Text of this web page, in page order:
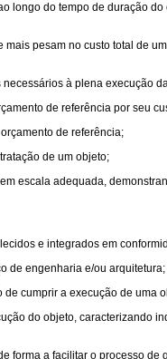
do tempo de duração
pesam no custo total de
à plena execução
de referência por seu
de referência;
de um objeto;
escala adequada,
e integrados em
de engenharia e/ou arquitetura;
cumprir a execução de uma
do objeto, caracterizando
a facilitar o processo